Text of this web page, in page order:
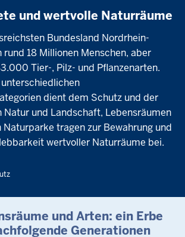
und wertvolle Naturräume
Bundesland Nordrhein-
18 Millionen Menschen, aber
Tier-, Pilz- und Pflanzenarten.
dient dem Schutz und der
Natur und Landschaft, Lebensräumen
Naturparke tragen zur Bewahrung und
wertvoller Naturräume bei.
und Arten: ein Erbe
Generationen